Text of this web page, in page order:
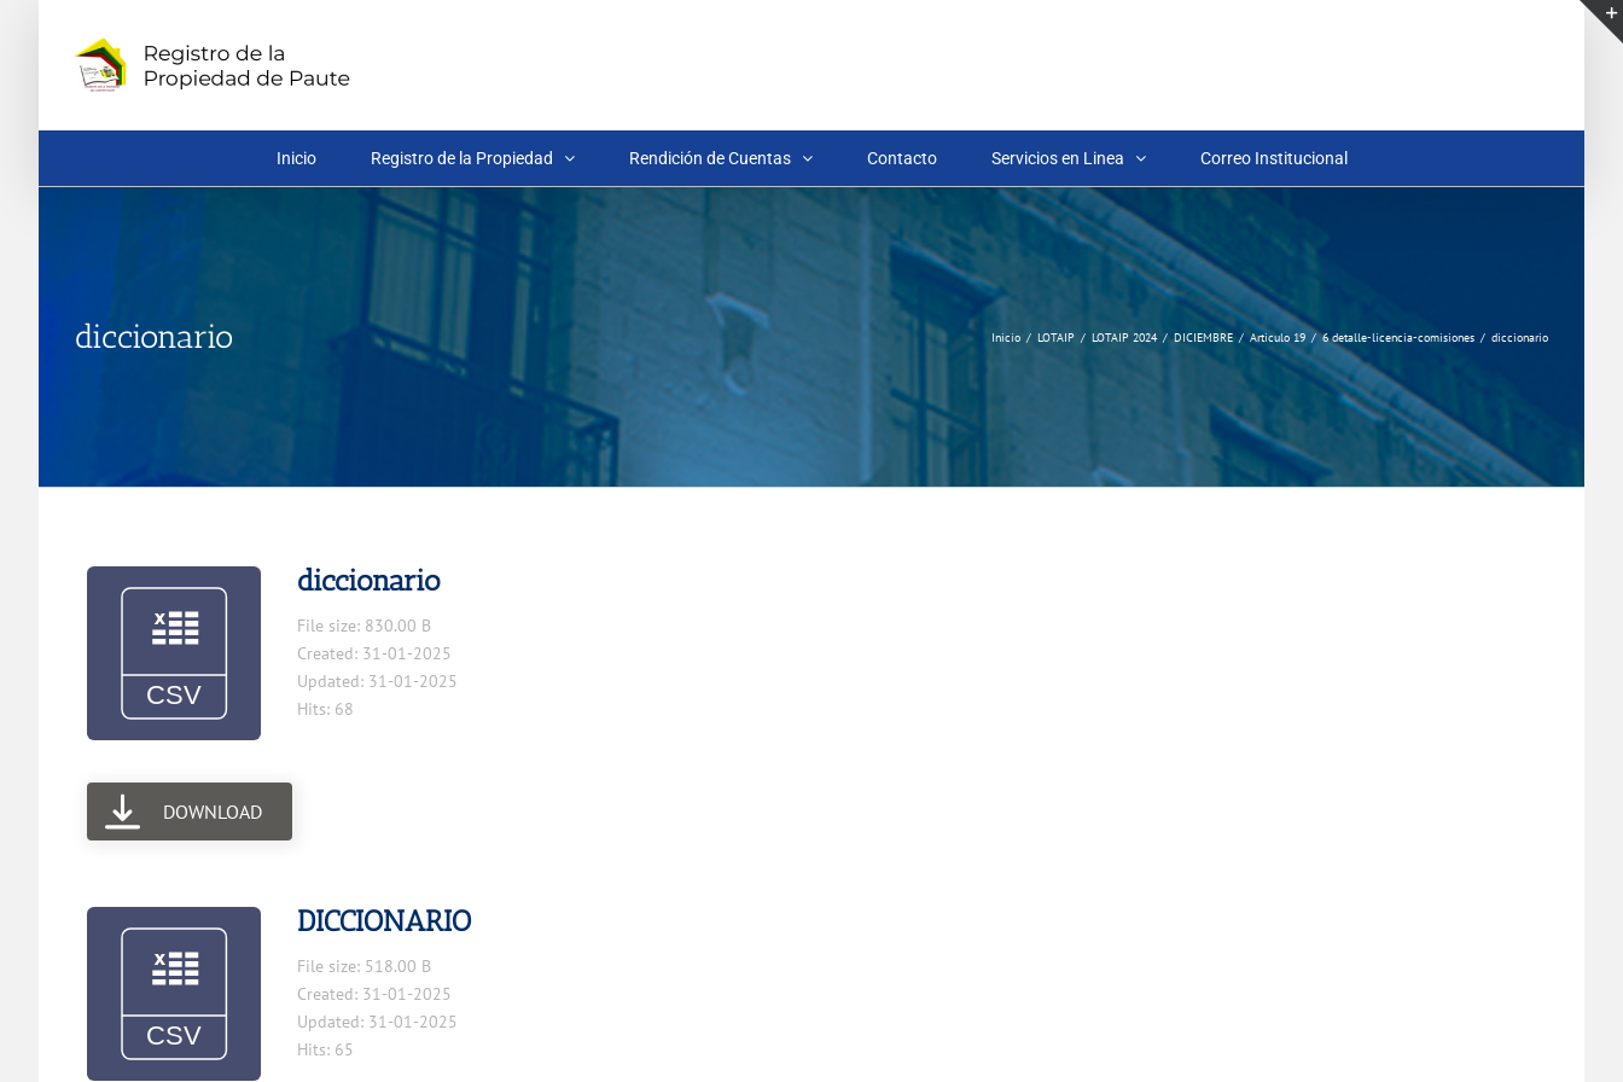
contenido
Inicio Registro de la Propiedad Rendición de Cuentas Contacto Servicios en Linea Correo Institucional
diccionario Inicio LOTAIP LOTAIP 2024 DICIEMBRE Articulo 19 6 detalle-licencia-comisiones diccionario
diccionario
File size: 830.00 B
Created: 31-01-2025
Updated: 31-01-2025
Hits: 68
DOWNLOAD
DICCIONARIO
File size: 518.00 B
Created: 31-01-2025
Updated: 31-01-2025
Hits: 65